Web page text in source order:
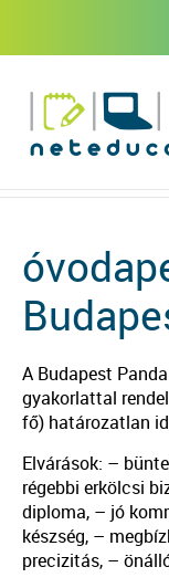
A Budapest
gyakorlattal
fő) határozatlan
Elvárások: –
régebbi erkölcsi
diploma, – jó
készség, –
precizitás, –